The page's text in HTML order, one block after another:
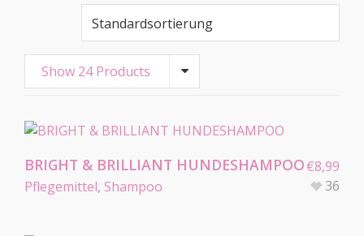
Show 24 Products
BRIGHT & BRILLIANT HUNDESHAMPOO
Pflegemittel, Shampoo
€8,99
36